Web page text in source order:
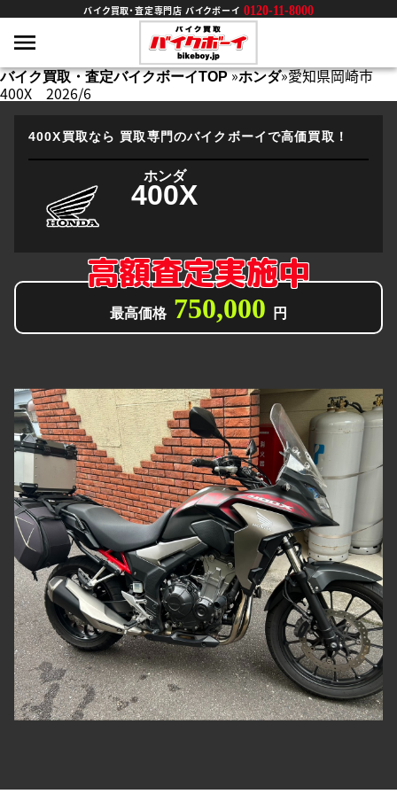
バイク買取・査定専門店 バイクボーイ 0120-11-8000
バイク買取・査定バイクボーイTOP»ホンダ»愛知県岡崎市
400X 2026/6
400X買取なら 買取専門のバイクボーイで高価買取！
ホンダ
400X
高額査定実施中
最高価格 750,000 円